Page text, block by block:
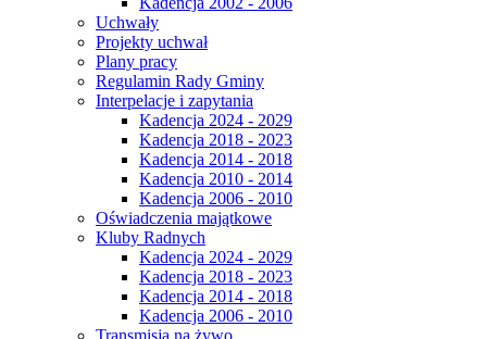
Uchwały
Projekty uchwał
Plany pracy
Regulamin Rady Gminy
Interpelacje i zapytania
Kadencja 2024 - 2029
Kadencja 2018 - 2023
Kadencja 2014 - 2018
Kadencja 2010 - 2014
Kadencja 2006 - 2010
Oświadczenia majątkowe
Kluby Radnych
Kadencja 2024 - 2029
Kadencja 2018 - 2023
Kadencja 2014 - 2018
Kadencja 2006 - 2010
Transmisja na żywo